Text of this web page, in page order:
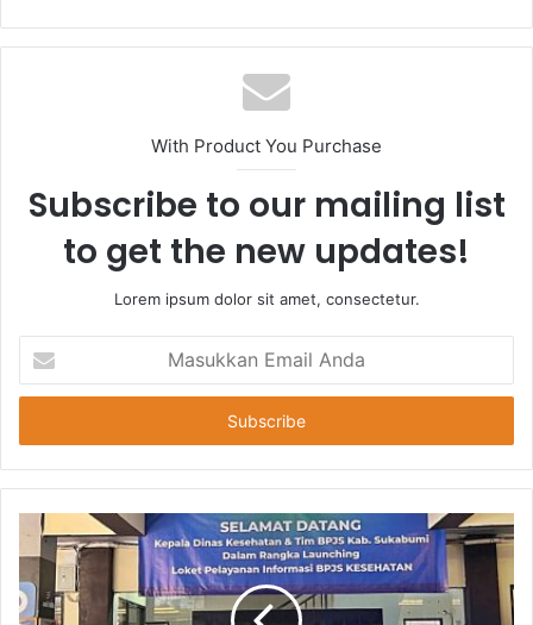
With Product You Purchase
Subscribe to our mailing list
to get the new updates!
Lorem ipsum dolor sit amet, consectetur.
Email
Anda